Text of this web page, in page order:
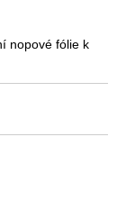
nopové fólie k